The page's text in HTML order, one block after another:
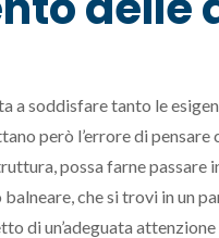
a soddisfare tanto le
però l’errore di pensare
possa farne passare
che si trovi in un
di un’adeguata